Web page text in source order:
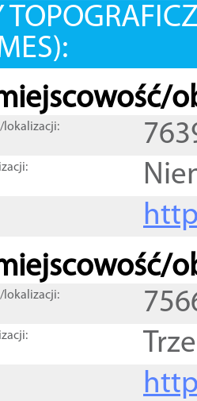
lokalizacji:
lokalizacji: